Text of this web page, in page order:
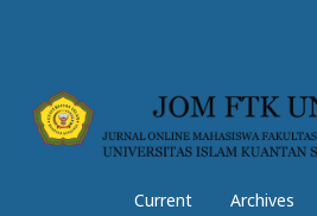
Current Archives